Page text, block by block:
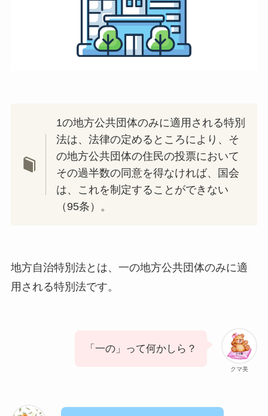
1の地方公共団体のみに適用される特別
法は、法律の定めるところにより、そ
の地方公共団体の住民の投票において
その過半数の同意を得なければ、国会
は、これを制定することができない
（95条）。
地方自治特別法とは、一の地方公共団体のみに適
用される特別法です。
クマ美
「一の」って何かしら？